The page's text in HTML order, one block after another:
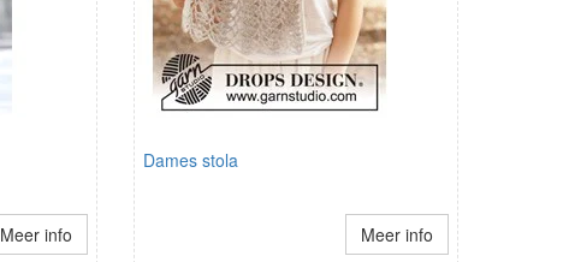
Meer info
Dames stola
Meer info